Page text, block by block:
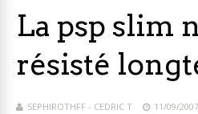
La psp slim
résisté
SEPHIROTHFF - CEDRIC T 11/09/2007